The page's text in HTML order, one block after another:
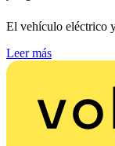
El vehículo eléctrico
Leer más